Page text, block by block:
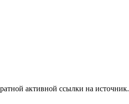
активной ссылки на источник.